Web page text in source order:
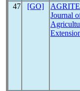
47 [GO]
Journal